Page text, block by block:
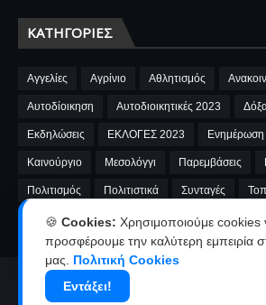
ΚΑΤΗΓΟΡΊΕΣ
Αγγελίες Αγρίνιο Αθλητισμός
Αυτοδίοικηση Αυτοδιοικητικές 2023
Εκδηλώσεις ΕΚΛΟΓΕΣ 2023 Ενημέρωση
Καινούργιο Μεσολόγγι Παρεμβάσεις
Πολιτισμός Πολιτιστικά Συνταγές
A.E.Καινουργίου cinema Fnews
Αρχική Ταυτότητα
🍪 Cookies: Χρησιμοποιούμε cookies
προσφέρουμε την καλύτερη εμπειρία
μας. Πολιτική Cookies
Εντάξει!